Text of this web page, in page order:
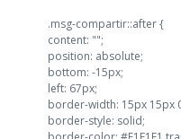
.msg-compartir::after {
content: "";
position: absolute;
bottom: -15px;
left: 67px;
border-width: 15px 15px
border-style: solid;